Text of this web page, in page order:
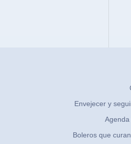
Envejecer y
Agenda
Boleros que